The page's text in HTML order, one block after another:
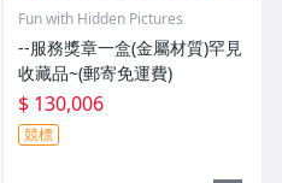
Fun with Hidden Pictures
--服務獎章一盒(金屬材質)罕見
收藏品~(郵寄免運費)
$ 130,006
競標